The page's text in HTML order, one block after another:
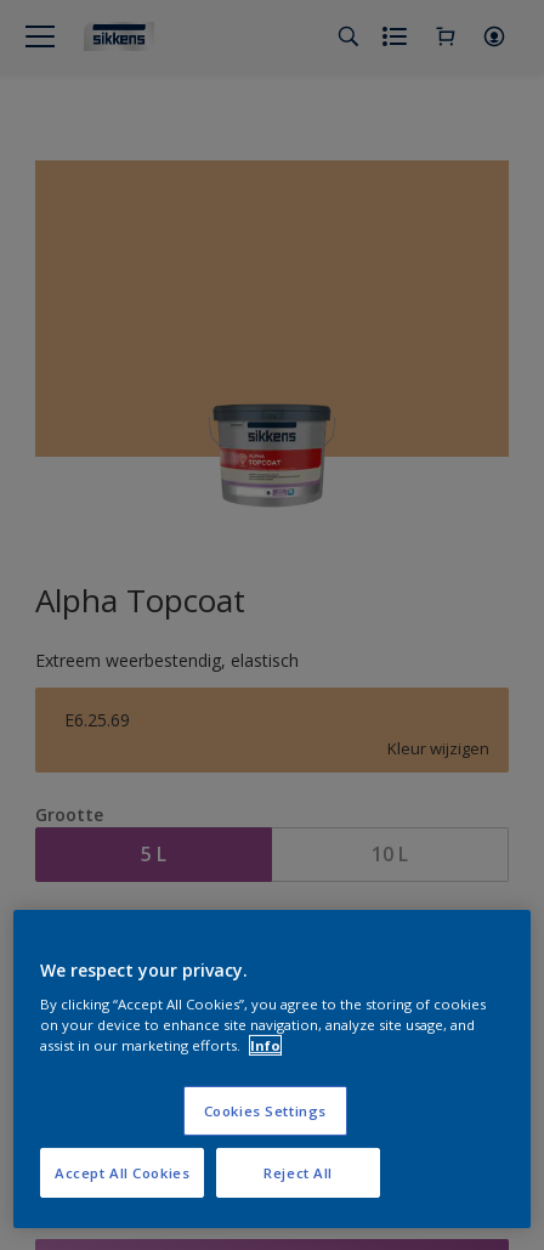
Alpha Topcoat
Extreem weerbestendig, elastisch
E6.25.69
Kleur wijzigen
Grootte
5 L 10 L
Op dit moment is het niet mogelijk dit product online
te bestellen. Houd de website in de gaten, we werken
er hard aan om de voorraad aan te vullen.
We respect your privacy.
By clicking “Accept All Cookies”, you agree to the storing of cookies
on your device to enhance site navigation, analyze site usage, and
assist in our marketing efforts.
Info
Cookies Settings
Reject All
Accept All Cookies